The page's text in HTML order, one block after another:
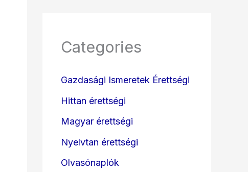
Categories
Gazdasági Ismeretek Érettségi
Hittan érettségi
Magyar érettségi
Nyelvtan érettségi
Olvasónaplók